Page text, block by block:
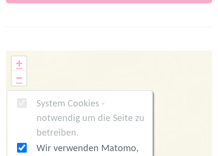
System Cookies -
notwendig um die Seite zu
betreiben.
Wir verwenden Matomo,
+
−